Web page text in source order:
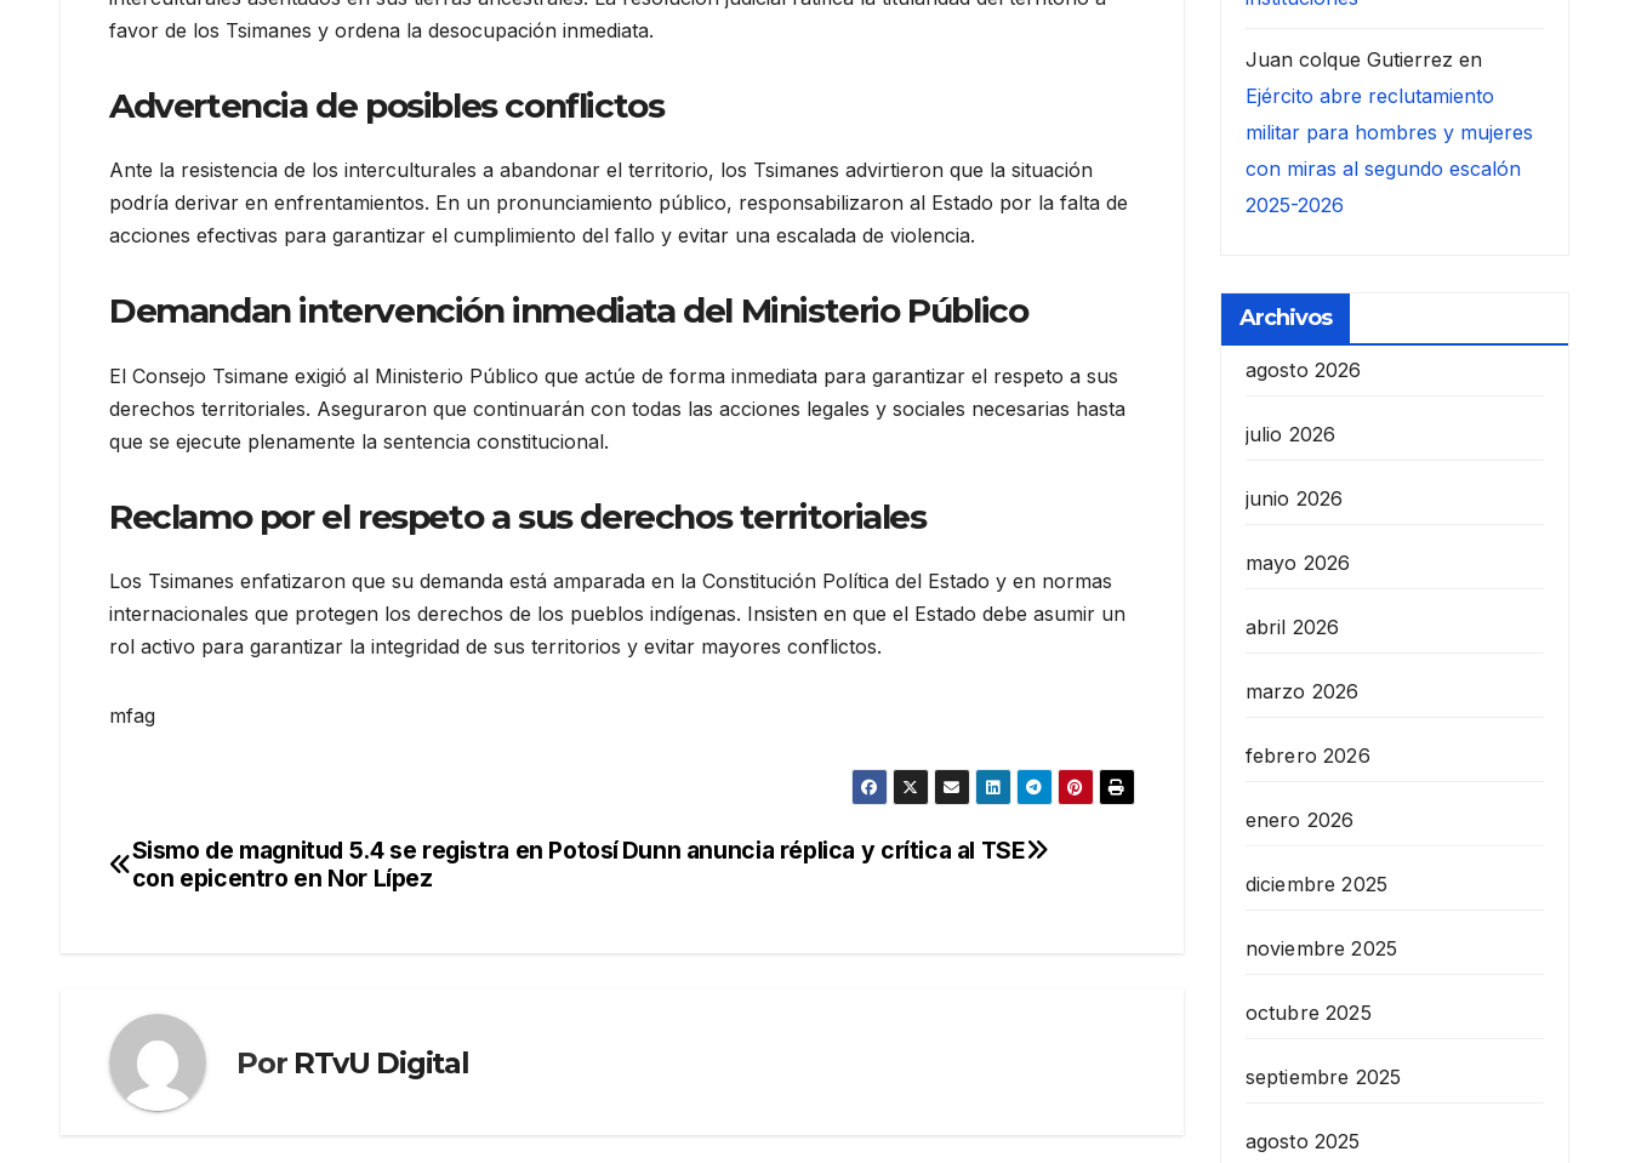
favor de los Tsimanes y ordena la desocupación inmediata.
Advertencia de posibles conflictos
Ante la resistencia de los interculturales a abandonar el territorio, los Tsimanes advirtieron que la situación
podría derivar en enfrentamientos. En un pronunciamiento público, responsabilizaron al Estado por la falta de
acciones efectivas para garantizar el cumplimiento del fallo y evitar una escalada de violencia.
Demandan intervención inmediata del Ministerio Público
El Consejo Tsimane exigió al Ministerio Público que actúe de forma inmediata para garantizar el respeto a sus
derechos territoriales. Aseguraron que continuarán con todas las acciones legales y sociales necesarias hasta
que se ejecute plenamente la sentencia constitucional.
Reclamo por el respeto a sus derechos territoriales
Los Tsimanes enfatizaron que su demanda está amparada en la Constitución Política del Estado y en normas
internacionales que protegen los derechos de los pueblos indígenas. Insisten en que el Estado debe asumir un
rol activo para garantizar la integridad de sus territorios y evitar mayores conflictos.
mfag
Navegación
Dunn anuncia réplica y crítica al TSE
Sismo de magnitud 5.4 se registra en Potosí
con epicentro en Nor Lípez
Por RTvU Digital
Juan colque Gutierrez en
Ejército abre reclutamiento
militar para hombres y mujeres
con miras al segundo escalón
2025-2026
Archivos
agosto 2026
julio 2026
junio 2026
mayo 2026
abril 2026
marzo 2026
febrero 2026
enero 2026
diciembre 2025
noviembre 2025
octubre 2025
septiembre 2025
agosto 2025